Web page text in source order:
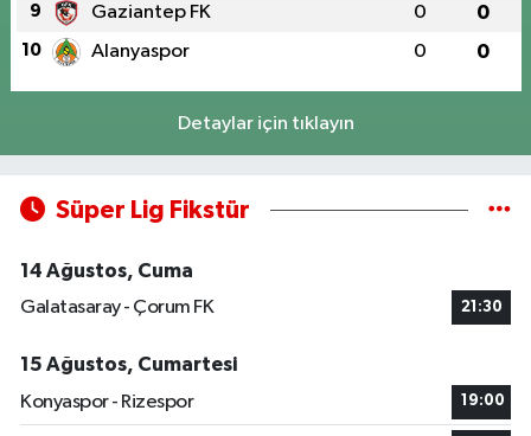
9 Gaziantep FK 0 0
10 Alanyaspor 0 0
Detaylar için tıklayın
Süper Lig Fikstür
14 Ağustos, Cuma
Galatasaray - Çorum FK
21:30
15 Ağustos, Cumartesi
Konyaspor - Rizespor
19:00